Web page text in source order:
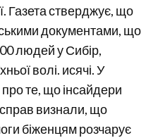
Газета стверджує, що
документами, що
людей у ​​Сибір,
волі. исячі. У
те, що інсайдери
справ визнали, що
біженцям розчарує